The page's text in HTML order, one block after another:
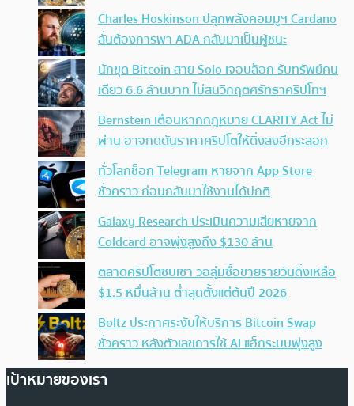
Charles Hoskinson ปลุกพลังคอมมูฯ Cardano
ลั่นต้องการพา ADA กลับมาเป็นผู้ชนะ
นักขุด Bitcoin สาย Solo เจอบล็อก รับทรัพย์คน
เดียว 6.6 ล้านบาท ไม่สนวิกฤตศรัทธาคริปโทฯ
Bernstein เตือนหากกฎหมาย CLARITY Act ไม่
ผ่าน อาจกดดันราคาคริปโตให้ดิ่งลงอีกระลอก
ทั่วโลกช็อก Telegram หายจาก App Store
ชั่วคราว ก่อนกลับมาใช้งานได้ปกติ
Galaxy Research ประเมินความเสียหายจาก
Coldcard อาจพุ่งสูงถึง $130 ล้าน
ตลาดคริปโตซบเซา วอลุ่มซื้อขายรายวันดิ่งเหลือ
$1.5 หมื่นล้าน ต่ำสุดตั้งแต่ต้นปี 2026
Boltz ประกาศระงับให้บริการ Bitcoin Swap
ชั่วคราว หลังตัวเลขการใช้ AI แฮ็กระบบพุ่งสูง
เป้าหมายของเรา